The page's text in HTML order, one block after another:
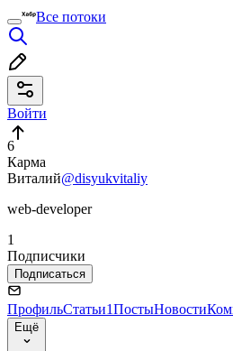
Все потоки
Войти
6
Карма
Виталий@disyukvitaliy
web-developer
1
Подписчики
Подписаться
ПрофильСтатьи1ПостыНовости
Ещё